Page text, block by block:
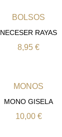
BOLSOS
NECESER RAYAS
8,95 €
MONOS
MONO GISELA
10,00 €